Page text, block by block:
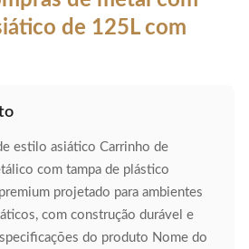
de 125L com
estilo asiático Carrinho de
com tampa de plástico
projetado para ambientes
com construção durável e
do produto Nome do